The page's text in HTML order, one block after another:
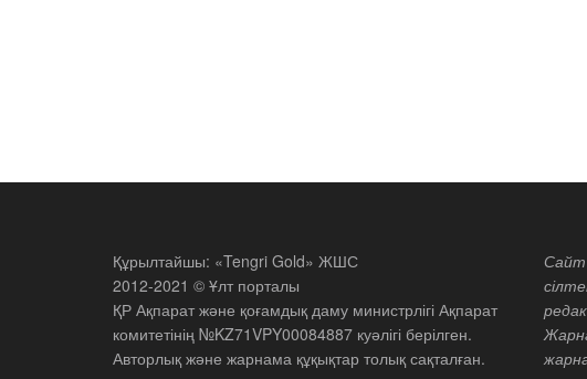
Құрылтайшы: «Tengri Gold» ЖШС
2012-2021 © Ұлт порталы
ҚР Ақпарат және қоғамдық даму министрлігі Ақпарат
комитетінің №KZ71VPY00084887 куәлігі берілген.
Авторлық және жарнама құқықтар толық сақталған.
Сайт